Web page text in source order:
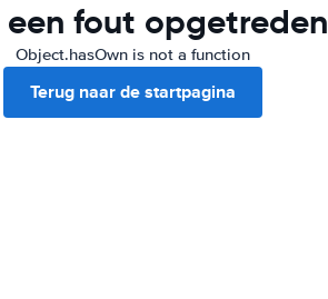
een fout opgetreden
Object.hasOwn is not a function
Terug naar de startpagina